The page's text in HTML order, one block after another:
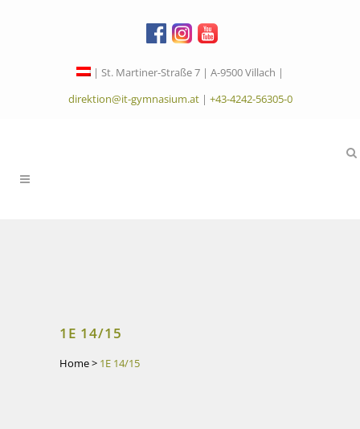
| St. Martiner-Straße 7 | A-9500 Villach |
direktion@it-gymnasium.at| +43-4242-56305-0
1E 14/15
Home> 1E 14/15